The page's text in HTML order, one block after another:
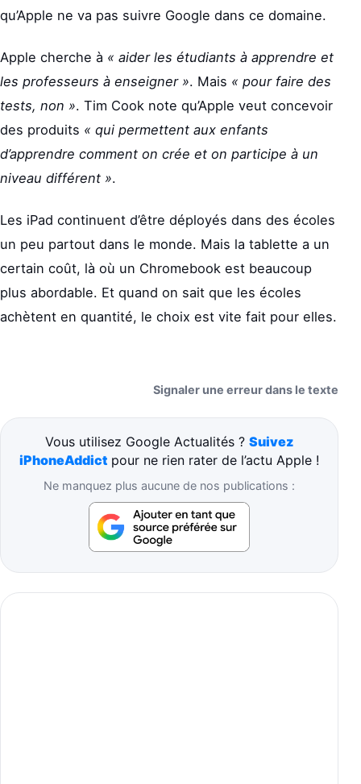
qu’Apple ne va pas suivre Google dans ce domaine.
Apple cherche à « aider les étudiants à apprendre et
les professeurs à enseigner ». Mais « pour faire des
tests, non ». Tim Cook note qu’Apple veut concevoir
des produits « qui permettent aux enfants
d’apprendre comment on crée et on participe à un
niveau différent ».
Les iPad continuent d’être déployés dans des écoles
un peu partout dans le monde. Mais la tablette a un
certain coût, là où un Chromebook est beaucoup
plus abordable. Et quand on sait que les écoles
achètent en quantité, le choix est vite fait pour elles.
Signaler une erreur dans le texte
Vous utilisez Google Actualités ? Suivez
iPhoneAddict pour ne rien rater de l’actu Apple !
Ne manquez plus aucune de nos publications :